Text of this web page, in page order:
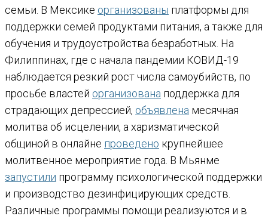
семьи. В Мексике организованы платформы для
поддержки семей продуктами питания, а также для
обучения и трудоустройства безработных. На
Филиппинах, где с начала пандемии КОВИД-19
наблюдается резкий рост числа самоубийств, по
просьбе властей организована поддержка для
страдающих депрессией, объявлена месячная
молитва об исцелении, а харизматической
общиной в онлайне проведено крупнейшее
молитвенное мероприятие года. В Мьянме
запустили программу психологической поддержки
и производство дезинфицирующих средств.
Различные программы помощи реализуются и в